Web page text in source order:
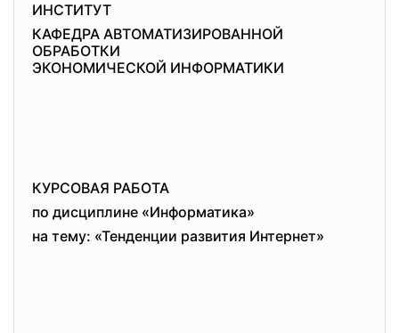
ИНСТИТУТ
КАФЕДРА АВТОМАТИЗИРОВАННОЙ
ОБРАБОТКИ
ЭКОНОМИЧЕСКОЙ ИНФОРМАТИКИ
КУРСОВАЯ РАБОТА
по дисциплине «Информатика»
на тему: «Тенденции развития Интернет»